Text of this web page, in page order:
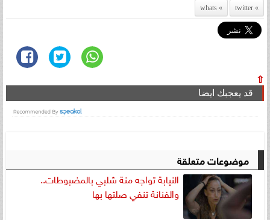
twitter
whats
⇧
قد يعجبك ايضا
موضوعات متعلقة
النيابة تواجه منة شلبي بالمضبوطات..
والفنانة تنفي صلتها بها